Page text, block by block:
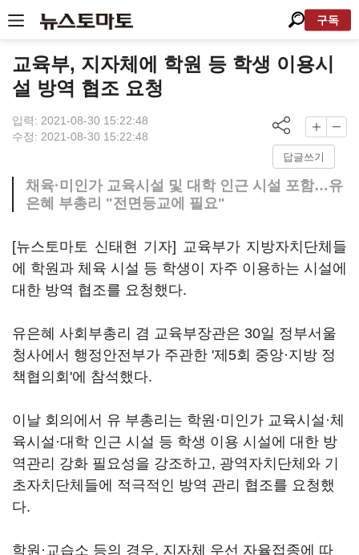
구독
교육부, 지자체에 학원 등 학생 이용시
설 방역 협조 요청
입력: 2021-08-30 15:22:48
수정: 2021-08-30 15:22:48
답글쓰기
채육·미인가 교육시설 및 대학 인근 시설 포함…유
은혜 부총리 "전면등교에 필요"
[뉴스토마토 신태현 기자] 교육부가 지방자치단체들
에 학원과 체육 시설 등 학생이 자주 이용하는 시설에
대한 방역 협조를 요청했다.
유은혜 사회부총리 겸 교육부장관은 30일 정부서울
청사에서 행정안전부가 주관한 '제5회 중앙·지방 정
책협의회'에 참석했다.
이날 회의에서 유 부총리는 학원·미인가 교육시설·체
육시설·대학 인근 시설 등 학생 이용 시설에 대한 방
역관리 강화 필요성을 강조하고, 광역자치단체와 기
초자치단체들에 적극적인 방역 관리 협조를 요청했
다.
학원·교습소 등의 경우, 지자체 우선 자율접종에 따